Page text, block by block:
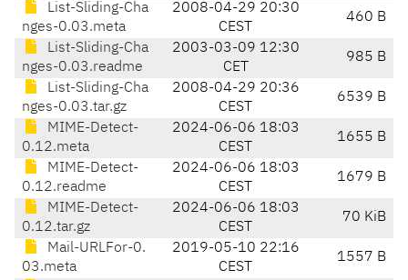
List-Sliding-Cha
nges-0.03.meta
2008-04-29 20:30
CEST
460 B
List-Sliding-Cha
nges-0.03.readme
2003-03-09 12:30
CET
985 B
List-Sliding-Cha
nges-0.03.tar.gz
2008-04-29 20:36
CEST
6539 B
MIME-Detect-
0.12.meta
2024-06-06 18:03
CEST
1655 B
MIME-Detect-
0.12.readme
2024-06-06 18:03
CEST
1679 B
MIME-Detect-
0.12.tar.gz
2024-06-06 18:03
CEST
70 KiB
Mail-URLFor-0.
03.meta
2019-05-10 22:16
CEST
1557 B